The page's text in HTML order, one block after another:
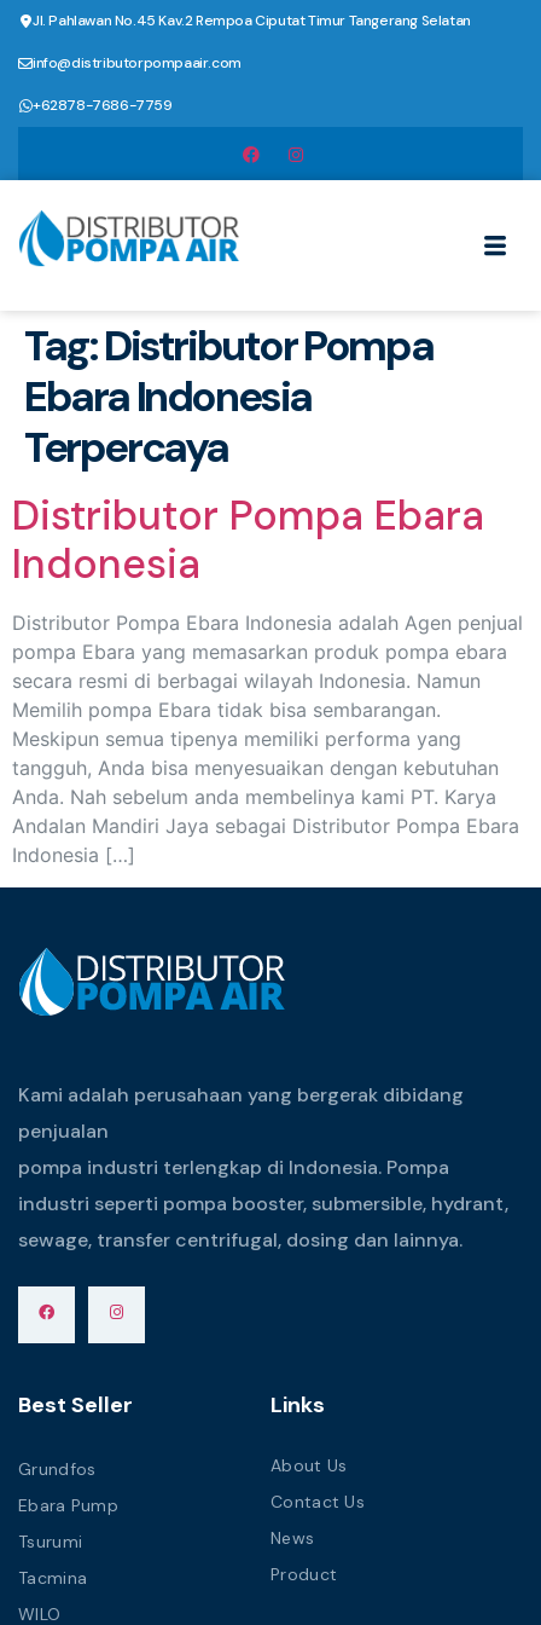
Jl. Pahlawan No.45 Kav.2 Rempoa Ciputat Timur Tangerang Selatan
info@distributorpompaair.com
+62878-7686-7759
Tag:Distributor Pompa
Ebara Indonesia
Terpercaya
Distributor Pompa Ebara
Indonesia
Distributor Pompa Ebara Indonesia adalah Agen penjual
pompa Ebara yang memasarkan produk pompa ebara
secara resmi di berbagai wilayah Indonesia. Namun
Memilih pompa Ebara tidak bisa sembarangan.
Meskipun semua tipenya memiliki performa yang
tangguh, Anda bisa menyesuaikan dengan kebutuhan
Anda. Nah sebelum anda membelinya kami PT. Karya
Andalan Mandiri Jaya sebagai Distributor Pompa Ebara
Indonesia […]
Kami adalah perusahaan yang bergerak dibidang
penjualan
pompa industri terlengkap di Indonesia. Pompa
industri seperti pompa booster, submersible, hydrant,
sewage, transfer centrifugal, dosing dan lainnya.
Best Seller
Grundfos
Ebara Pump
Tsurumi
Tacmina
WILO
Links
About Us
Contact Us
News
Product